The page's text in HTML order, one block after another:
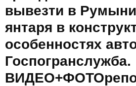
вывезти в
янтаря в
особенностях
Госпогранслужба.